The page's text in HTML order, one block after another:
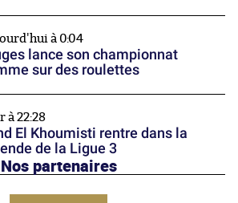
à 0:04
lance son championnat
sur des roulettes
à 22:28
El Khoumisti rentre dans la
de la Ligue 3
Nos partenaires